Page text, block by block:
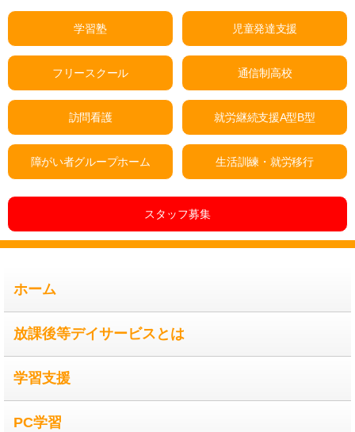
学習塾 児童発達支援
フリースクール 通信制高校
訪問看護 就労継続支援A型B型
障がい者グループホーム 生活訓練・就労移行
スタッフ募集
ホーム
放課後等デイサービスとは
学習支援
PC学習